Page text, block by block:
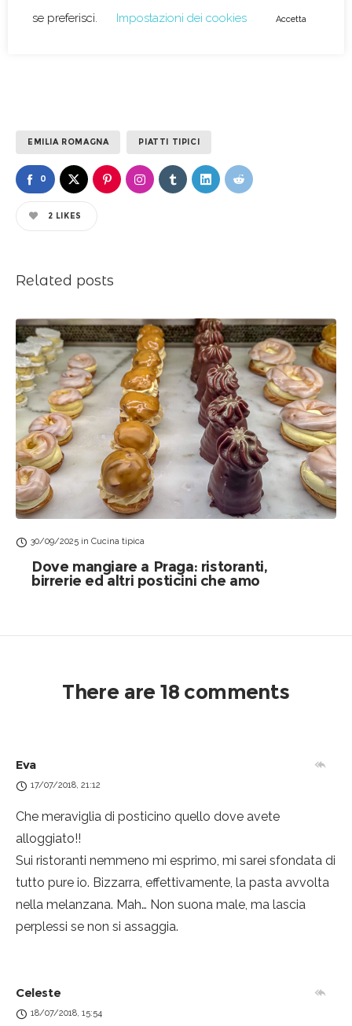
tempo.
EMILIA ROMAGNA PIATTI TIPICI
0
2 LIKES
Related posts
30/09/2025 in Cucina tipica
Dove mangiare a Praga: ristoranti,
birrerie ed altri posticini che amo
There are 18 comments
Eva
17/07/2018, 21:12
Che meraviglia di posticino quello dove avete
alloggiato!!
Sui ristoranti nemmeno mi esprimo, mi sarei sfondata di
tutto pure io. Bizzarra, effettivamente, la pasta avvolta
nella melanzana. Mah… Non suona male, ma lascia
perplessi se non si assaggia.
Celeste
18/07/2018, 15:54